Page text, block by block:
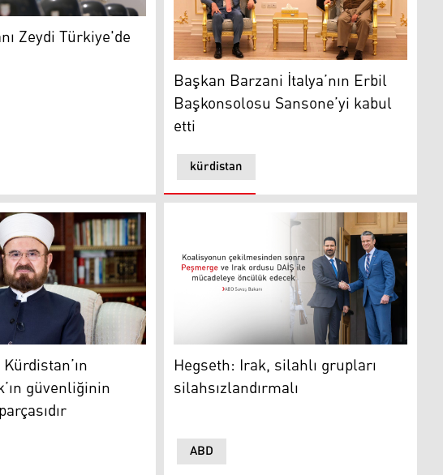
Türkiye'de
Zeydi Türkiye'de
Başkan Barzani İtalya’nın Erbil
kürdistan
Başkan Barzani İtalya’nın Erbil
Başkonsolosu Sansone’yi kabul
etti
Bakır Galibaf
güvenliğinin
Hegseth: Irak, silahlı grupları
ABD
Hegseth: Irak, silahlı grupları
silahsızlandırmalı